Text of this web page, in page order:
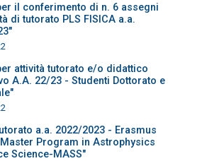
il conferimento di n. 6 assegni
di tutorato PLS FISICA a.a.
attività tutorato e/o didattico
A.A. 22/23 - Studenti Dottorato e
a.a. 2022/2023 - Erasmus
Program in Astrophysics
Science-MASS"